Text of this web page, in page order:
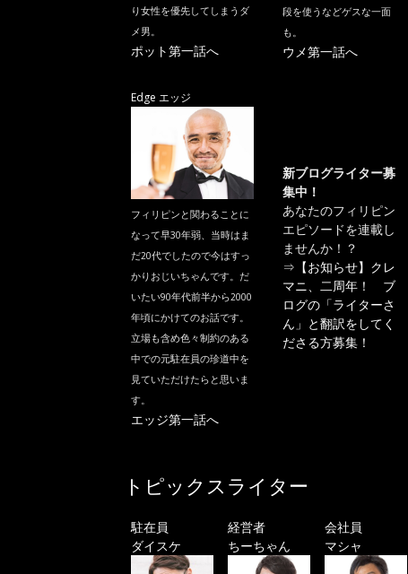
り女性を優先してしまうダ
メ男。
ポット第一話へ
段を使うなどゲスな一面
も。
ウメ第一話へ
Edge エッジ
フィリピンと関わることに
なって早30年弱、当時はま
だ20代でしたので今はすっ
かりおじいちゃんです。だ
いたい90年代前半から2000
年頃にかけてのお話です。
立場も含め色々制約のある
中での元駐在員の珍道中を
見ていただけたらと思いま
す。
エッジ第一話へ
新ブログライター募
集中！
あなたのフィリピン
エピソードを連載し
ませんか！？
⇒ 【お知らせ】クレ
マニ、二周年！ ブ
ログの「ライターさ
ん」と翻訳をしてく
ださる方募集！
トピックスライター
駐在員
ダイスケ
経営者
ちーちゃん
会社員
マシャ